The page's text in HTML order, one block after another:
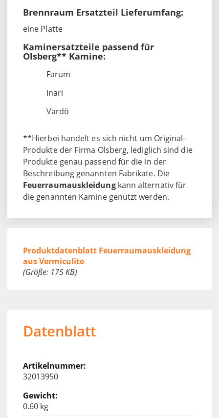
Brennraum Ersatzteil Lieferumfang:
eine Platte
Kaminersatzteile passend für
Olsberg** Kamine:
Farum
Inari
Vardö
**Hierbei handelt es sich nicht um Original-
Produkte der Firma Olsberg, lediglich sind die
Produkte genau passend für die in der
Beschreibung genannten Fabrikate. Die
Feuerraumauskleidungkann alternativ für
die genannten Kamine genutzt werden.
Produktdatenblatt Feuerraumauskleidung
aus Vermiculite
(Größe: 175 KB)
Datenblatt
32013950
0.60 kg